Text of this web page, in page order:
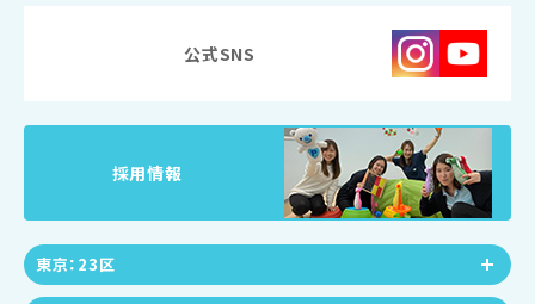
公式SNS
採用情報
東京：23区